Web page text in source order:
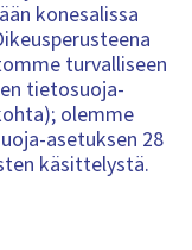
konesalissa
turvalliseen
tietosuoja-
olemme
asetuksen 28
käsittelystä.